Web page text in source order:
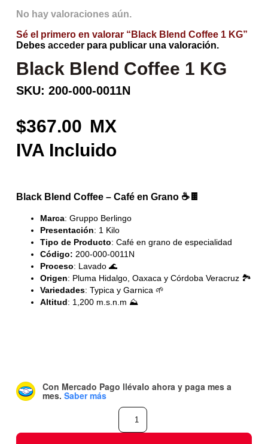
No hay valoraciones aún.
Sé el primero en valorar “Black Blend Coffee 1 KG”
Debes accederpara publicar una valoración.
Black Blend Coffee 1 KG
SKU: 200-000-0011N
367.00
Black Blend Coffee – Café en Grano☕🍫
Marca: Gruppo Berlingo
Presentación: 1 Kilo
Tipo de Producto: Café en grano de especialidad
Código: 200-000-0011N
Proceso: Lavado 🌊
Origen: Pluma Hidalgo, Oaxaca y Córdoba Veracruz 🏞️
Variedades: Typica y Garnica 🌱
Altitud: 1,200 m.s.n.m ⛰️
Con Mercado Pago llévalo ahora y paga mes a
mes. Saber más